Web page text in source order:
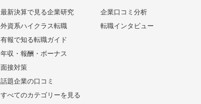
最新決算で見る企業研究
外資系ハイクラス転職
有報で知る転職ガイド
年収・報酬・ボーナス
面接対策
話題企業の口コミ
企業口コミ分析
転職インタビュー
すべてのカテゴリーを見る